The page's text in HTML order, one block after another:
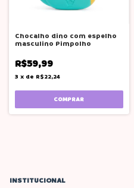
Chocalho dino com espelho
masculino Pimpolho
R$59,99
3 x de R$22,24
INSTITUCIONAL